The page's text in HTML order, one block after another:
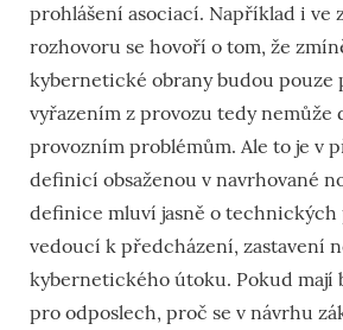
prohlášení asociací. Například i ve
rozhovoru se hovoří o tom, že
kybernetické obrany budou pouze
vyřazením z provozu tedy nemůže
provozním problémům. Ale to je v
definicí obsaženou v navrhované
definice mluví jasně o
vedoucí k předcházení, zastavení
kybernetického útoku. Pokud mají
pro odposlech, proč se v návrhu